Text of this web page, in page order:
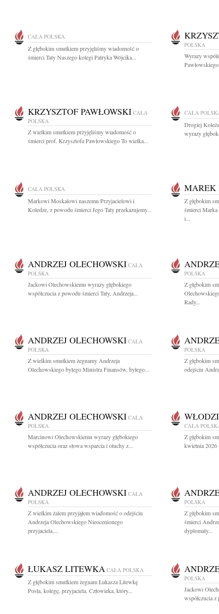
CAŁA POLSKA
Z głębokim smutkiem przyjęliśmy wiadomość o
śmierci Taty Naszego kolegi Patryka Wójcika...
POLSKA
Wyrazy
KRZYSZTOF PAWŁOWSKI CAŁA
POLSKA
Z wielkim smutkiem przyjęliśmy wiadomość o
śmierci prof. Krzysztofa Pawłowskiego To wielka...
CAŁA
Drogiej
wyrazy
CAŁA POLSKA
Markowi Moskalowi naszemu Przyjacielowi i
Koledze, z powodu śmierci Jego Taty przekazujemy...
MAREK
Z głębokim
śmierci Marka
i...
ANDRZEJ OLECHOWSKI CAŁA
POLSKA
Jackowi Olechowskiemu wyrazy głębokiego
współczucia z powodu śmierci Taty, Andrzeja...
POLSKA
Z głębokim
Rady...
ANDRZEJ OLECHOWSKI CAŁA
POLSKA
Z wielkim smutkiem żegnamy Andrzeja
Olechowskiego byłego Ministra Finansów, byłego...
POLSKA
Z głębokim
odejściu
ANDRZEJ OLECHOWSKI CAŁA
POLSKA
Marcinowi Olechowskiemu wyrazy głębokiego
współczucia oraz słowa wsparcia i otuchy z...
CAŁA
Z głębokim
kwietnia 2026
ANDRZEJ OLECHOWSKI CAŁA
POLSKA
Z wielkim żalem przyjąłem wiadomość o odejściu
Andrzeja Olechowskiego Nieocenionego
przyjaciela,...
POLSKA
Z głębokim
śmierci
dyplomaty...
ŁUKASZ LITEWKA CAŁA POLSKA
Z głębokim smutkiem żegnam Łukasza Litewkę
Posła, kolegę, przyjaciela. Człowieka, który...
POLSKA
Jackowi
współczucia